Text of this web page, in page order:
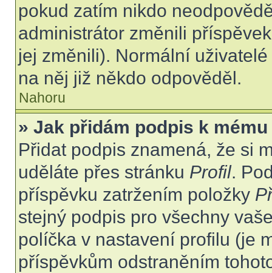
pokud zatím nikdo
administrátor změnili
jej změnili). Normální
na něj již někdo odpověděl.
Nahoru
» Jak přidám podpis k
Přidat podpis znamená, že si
uděláte přes stránku Profil.
příspěvku zatržením položky
stejný podpis pro všechny
políčka v nastavení profilu (je
příspěvkům odstraněním